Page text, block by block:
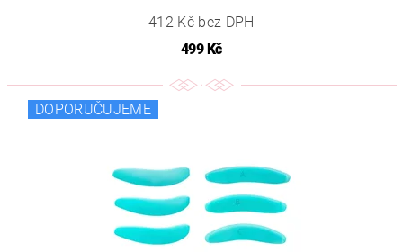
412 Kč bez DPH
499 Kč
DOPORUČUJEME